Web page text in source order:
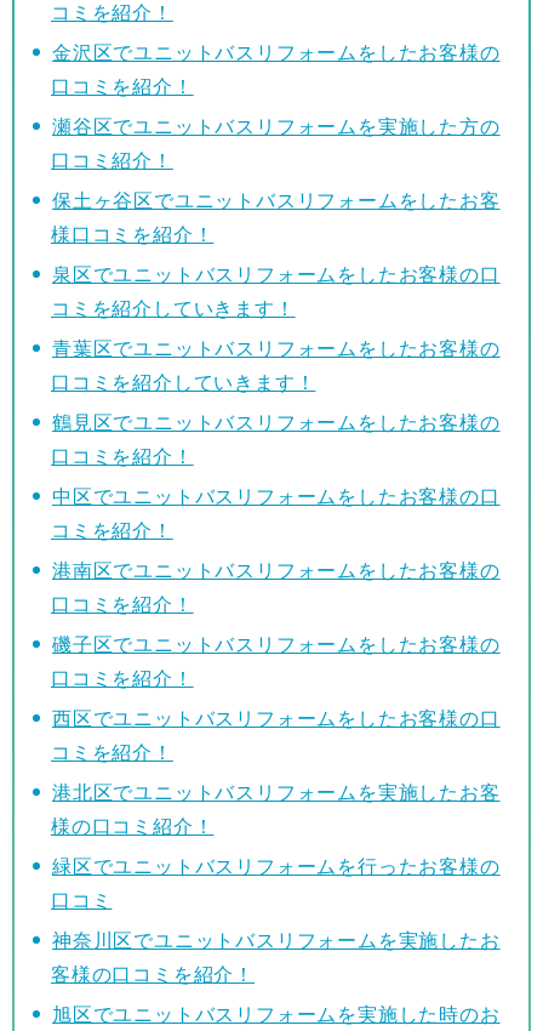
コミを紹介！
金沢区でユニットバスリフォームをしたお客様の
口コミを紹介！
瀬谷区でユニットバスリフォームを実施した方の
口コミ紹介！
保土ヶ谷区でユニットバスリフォームをしたお客
様口コミを紹介！
泉区でユニットバスリフォームをしたお客様の口
コミを紹介していきます！
青葉区でユニットバスリフォームをしたお客様の
口コミを紹介していきます！
鶴見区でユニットバスリフォームをしたお客様の
口コミを紹介！
中区でユニットバスリフォームをしたお客様の口
コミを紹介！
港南区でユニットバスリフォームをしたお客様の
口コミを紹介！
磯子区でユニットバスリフォームをしたお客様の
口コミを紹介！
西区でユニットバスリフォームをしたお客様の口
コミを紹介！
港北区でユニットバスリフォームを実施したお客
様の口コミ紹介！
緑区でユニットバスリフォームを行ったお客様の
口コミ
神奈川区でユニットバスリフォームを実施したお
客様の口コミを紹介！
旭区でユニットバスリフォームを実施した時のお